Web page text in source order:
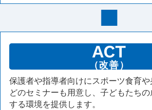
ACT
（改善）
保護者や指導者向けにスポーツ食育
どのセミナーも用意し、子どもたちの
する環境を提供します。